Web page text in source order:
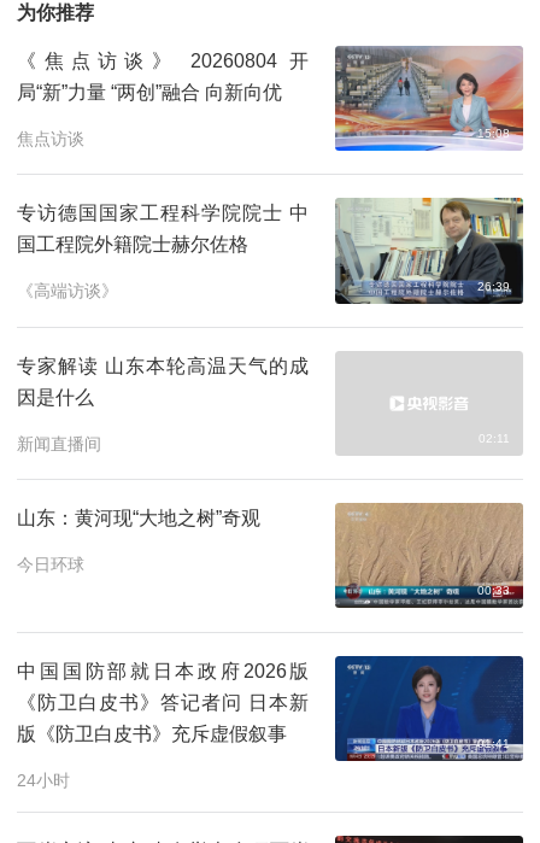
03:00
04:00 新闻30分 预约
04:35 每周质量报告 预约
05:00 新闻直播间 预约
为你推荐
《焦点访谈》 20260804 开
局“新”力量 “两创”融合 向新向优
焦点访谈 15:08
专访德国国家工程科学院院士 中
国工程院外籍院士赫尔佐格
《高端访谈》 26:39
专家解读 山东本轮高温天气的成
因是什么
新闻直播间 02:11
山东：黄河现“大地之树”奇观
今日环球
00:33
中国国防部就日本政府2026版
《防卫白皮书》答记者问 日本新
版《防卫白皮书》充斥虚假叙事
24小时
01:41